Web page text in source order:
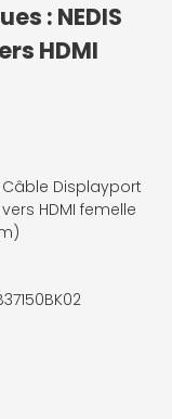
: NEDIS
HDMI
Câble Displayport
HDMI femelle